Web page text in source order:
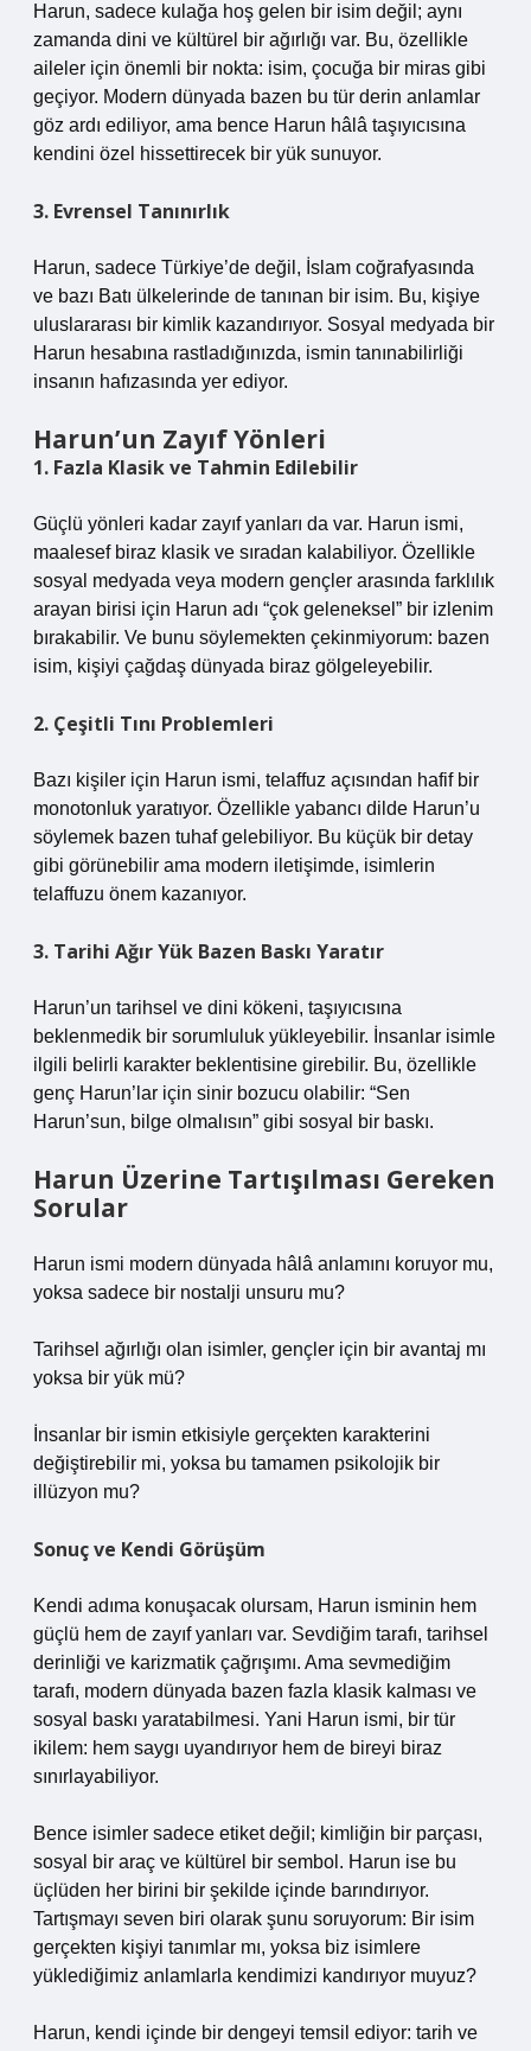
Harun, sadece kulağa hoş gelen bir isim değil; aynı
zamanda dini ve kültürel bir ağırlığı var. Bu, özellikle
aileler için önemli bir nokta: isim, çocuğa bir miras gibi
geçiyor. Modern dünyada bazen bu tür derin anlamlar
göz ardı ediliyor, ama bence Harun hâlâ taşıyıcısına
kendini özel hissettirecek bir yük sunuyor.
3. Evrensel Tanınırlık
Harun, sadece Türkiye’de değil, İslam coğrafyasında
ve bazı Batı ülkelerinde de tanınan bir isim. Bu, kişiye
uluslararası bir kimlik kazandırıyor. Sosyal medyada bir
Harun hesabına rastladığınızda, ismin tanınabilirliği
insanın hafızasında yer ediyor.
Harun’un Zayıf Yönleri
1. Fazla Klasik ve Tahmin Edilebilir
Güçlü yönleri kadar zayıf yanları da var. Harun ismi,
maalesef biraz klasik ve sıradan kalabiliyor. Özellikle
sosyal medyada veya modern gençler arasında farklılık
arayan birisi için Harun adı “çok geleneksel” bir izlenim
bırakabilir. Ve bunu söylemekten çekinmiyorum: bazen
isim, kişiyi çağdaş dünyada biraz gölgeleyebilir.
2. Çeşitli Tını Problemleri
Bazı kişiler için Harun ismi, telaffuz açısından hafif bir
monotonluk yaratıyor. Özellikle yabancı dilde Harun’u
söylemek bazen tuhaf gelebiliyor. Bu küçük bir detay
gibi görünebilir ama modern iletişimde, isimlerin
telaffuzu önem kazanıyor.
3. Tarihi Ağır Yük Bazen Baskı Yaratır
Harun’un tarihsel ve dini kökeni, taşıyıcısına
beklenmedik bir sorumluluk yükleyebilir. İnsanlar isimle
ilgili belirli karakter beklentisine girebilir. Bu, özellikle
genç Harun’lar için sinir bozucu olabilir: “Sen
Harun’sun, bilge olmalısın” gibi sosyal bir baskı.
Harun Üzerine Tartışılması Gereken
Sorular
Harun ismi modern dünyada hâlâ anlamını koruyor mu,
yoksa sadece bir nostalji unsuru mu?
Tarihsel ağırlığı olan isimler, gençler için bir avantaj mı
yoksa bir yük mü?
İnsanlar bir ismin etkisiyle gerçekten karakterini
değiştirebilir mi, yoksa bu tamamen psikolojik bir
illüzyon mu?
Sonuç ve Kendi Görüşüm
Kendi adıma konuşacak olursam, Harun isminin hem
güçlü hem de zayıf yanları var. Sevdiğim tarafı, tarihsel
derinliği ve karizmatik çağrışımı. Ama sevmediğim
tarafı, modern dünyada bazen fazla klasik kalması ve
sosyal baskı yaratabilmesi. Yani Harun ismi, bir tür
ikilem: hem saygı uyandırıyor hem de bireyi biraz
sınırlayabiliyor.
Bence isimler sadece etiket değil; kimliğin bir parçası,
sosyal bir araç ve kültürel bir sembol. Harun ise bu
üçlüden her birini bir şekilde içinde barındırıyor.
Tartışmayı seven biri olarak şunu soruyorum: Bir isim
gerçekten kişiyi tanımlar mı, yoksa biz isimlere
yüklediğimiz anlamlarla kendimizi kandırıyor muyuz?
Harun, kendi içinde bir dengeyi temsil ediyor: tarih ve